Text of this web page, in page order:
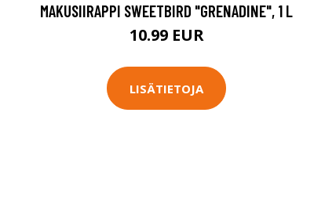
MAKUSIIRAPPI SWEETBIRD "GRENADINE", 1 L
10.99 EUR
LISÄTIETOJA